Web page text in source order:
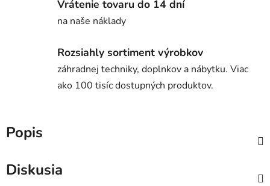
Vrátenie tovaru do 14 dní
na naše náklady
Rozsiahly sortiment výrobkov
záhradnej techniky, doplnkov a nábytku. Viac
ako 100 tisíc dostupných produktov.
Popis
Diskusia